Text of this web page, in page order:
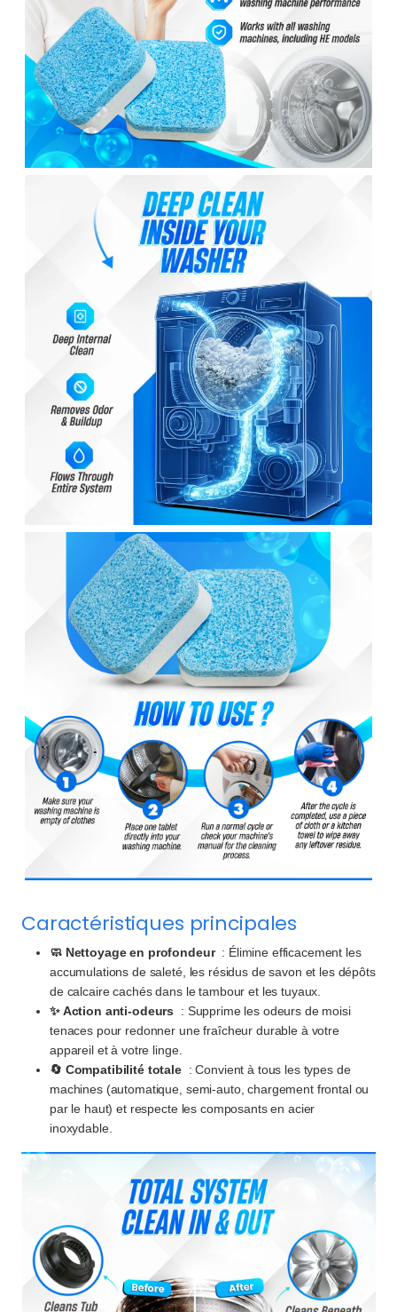
Caractéristiques principales
🧼 Nettoyage en profondeur: Élimine efficacement les
accumulations de saleté, les résidus de savon et les dépôts
de calcaire cachés dans le tambour et les tuyaux.
✨ Action anti-odeurs : Supprime les odeurs de moisi
tenaces pour redonner une fraîcheur durable à votre
appareil et à votre linge.
🔄 Compatibilité totale: Convient à tous les types de
machines (automatique, semi-auto, chargement frontal ou
par le haut) et respecte les composants en acier
inoxydable.